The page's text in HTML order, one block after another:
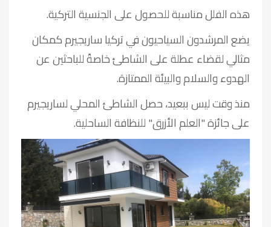
هذه الفلل مناسبة للحصول على الجنسية التركية.
يضع المرشدون السياحيون في تركيا ساريجيرم كمكان
مثالي لقضاء عطلة على الشاطئ خاصةً للباحثين عن
الهدوء والسلام والبيئة الممتازة.
منذ وقت ليس ببعيد، حصل الشاطئ المحلي لساريجيرم
على جائزة "العلم الأزرق" للنظافة الساحلية.